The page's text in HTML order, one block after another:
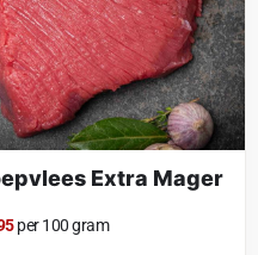
Extra Mager
per 100 gram